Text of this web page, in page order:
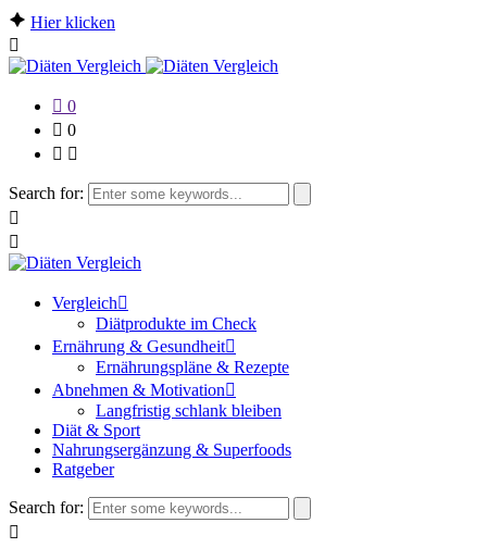
Hier klicken
0
0
Search for:
Vergleich
Diätprodukte im Check
Ernährung & Gesundheit
Ernährungspläne & Rezepte
Abnehmen & Motivation
Langfristig schlank bleiben
Diät & Sport
Nahrungsergänzung & Superfoods
Ratgeber
Search for: